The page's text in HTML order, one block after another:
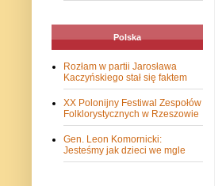
Polska
Rozłam w partii Jarosława
Kaczyńskiego stał się faktem
XX Polonijny Festiwal Zespołów
Folklorystycznych w Rzeszowie
Gen. Leon Komornicki:
Jesteśmy jak dzieci we mgle